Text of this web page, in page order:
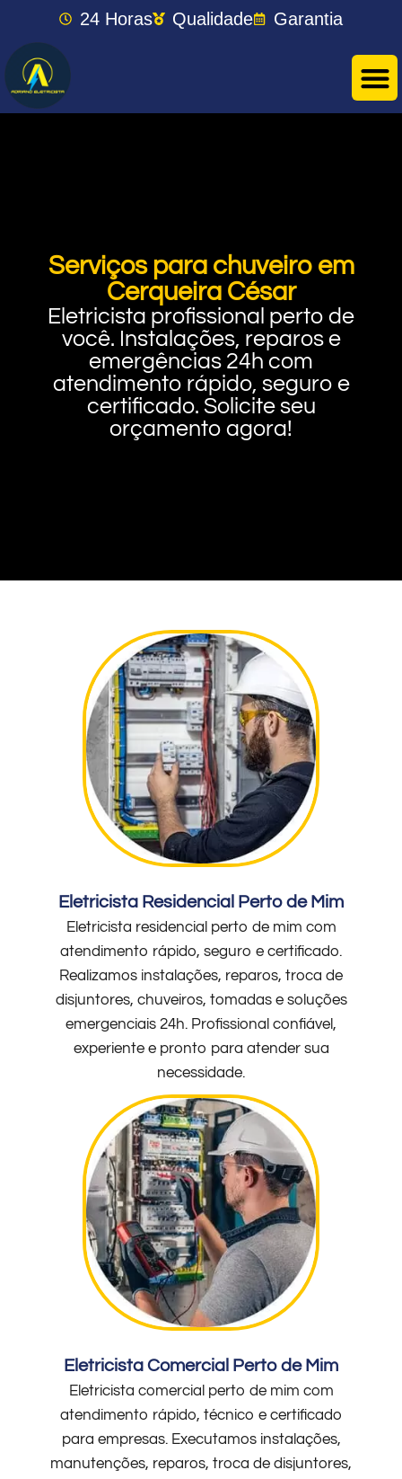
24 Horas Qualidade Garantia
Serviços para chuveiro em
Cerqueira César
Eletricista profissional perto de
você. Instalações, reparos e
emergências 24h com
atendimento rápido, seguro e
certificado. Solicite seu
orçamento agora!
Eletricista Residencial Perto de Mim
Eletricista residencial perto de mim com
atendimento rápido, seguro e certificado.
Realizamos instalações, reparos, troca de
disjuntores, chuveiros, tomadas e soluções
emergenciais 24h. Profissional confiável,
experiente e pronto para atender sua
necessidade.
Eletricista Comercial Perto de Mim
Eletricista comercial perto de mim com
atendimento rápido, técnico e certificado
para empresas. Executamos instalações,
manutenções, reparos, troca de disjuntores,